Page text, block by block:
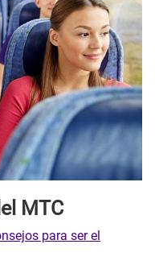
MTC
para ser el